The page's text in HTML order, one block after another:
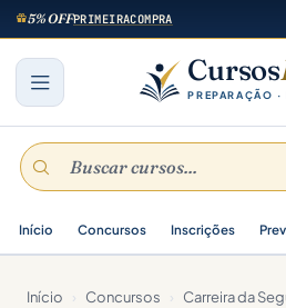
5% OFFPRIMEIRACOMPRA
Cursos
PREPARAÇÃO ·
Início Concursos Inscrições
Início › Concursos › Carreira da